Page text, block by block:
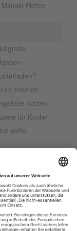
Plotter
im Internet
nutzen
für Kinder
sollte